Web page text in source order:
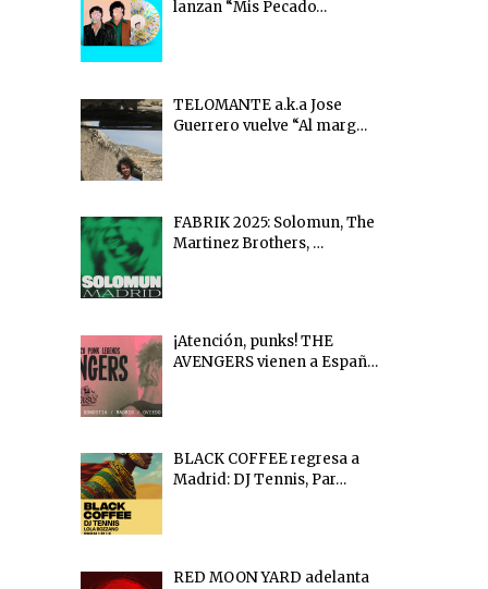
lanzan “Mis Pecado…
TELOMANTE a.k.a Jose
Guerrero vuelve “Al marg…
FABRIK 2025: Solomun, The
Martinez Brothers, …
¡Atención, punks! THE
AVENGERS vienen a Españ…
BLACK COFFEE regresa a
Madrid: DJ Tennis, Par…
RED MOON YARD adelanta